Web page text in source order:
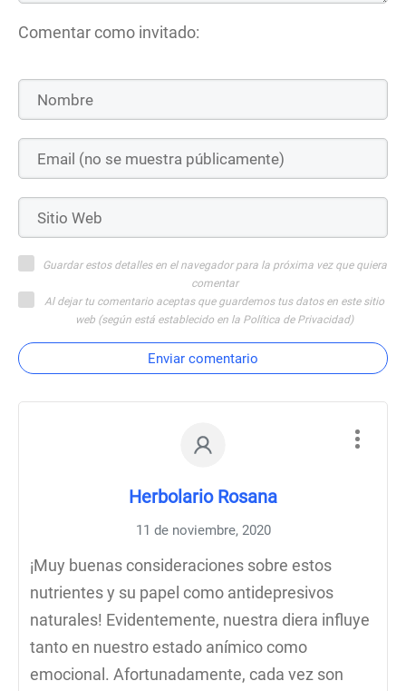
Comentar como invitado:
Guardar estos detalles en el navegador para la próxima vez que quiera
comentar
Al dejar tu comentario aceptas que guardemos tus datos en este sitio
web (según está establecido en la Política de Privacidad)
Enviar comentario
Herbolario Rosana
11 de noviembre, 2020
¡Muy buenas consideraciones sobre estos
nutrientes y su papel como antidepresivos
naturales! Evidentemente, nuestra diera influye
tanto en nuestro estado anímico como
emocional. Afortunadamente, cada vez son